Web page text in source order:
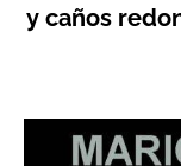
y caños